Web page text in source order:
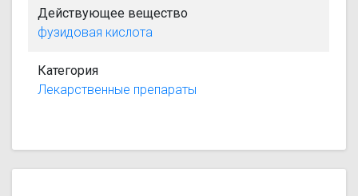
Действующее вещество
фузидовая кислота
Категория
Лекарственные препараты